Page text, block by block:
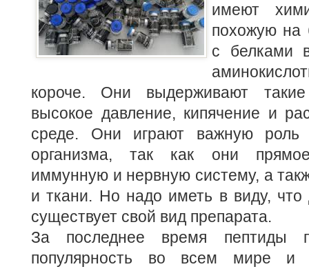
имеют
похожую на
с белками
короче. Они выдерживают такие
высокое давление, кипячение и
среде. Они играют важную роль
организма, так как они
иммунную и нервную систему, а
и ткани. Но надо иметь в виду, что
существует свой вид препарата.
За последнее время пептиды
популярность во всем мире и